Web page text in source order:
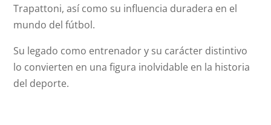
Trapattoni, así como su influencia duradera en el
mundo del fútbol.
Su legado como entrenador y su carácter distintivo
lo convierten en una figura inolvidable en la historia
del deporte.